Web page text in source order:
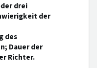
drei
der
des
Dauer der
Richter.